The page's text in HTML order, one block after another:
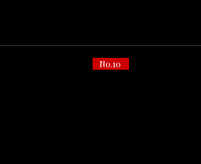
No.10